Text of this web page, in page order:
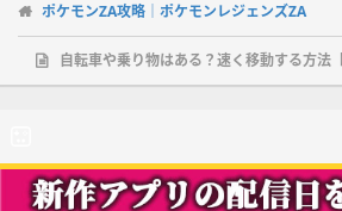
ポケモンZA攻略｜ポケモンレジェンズZA
自転車や乗り物はある？速く移動する方法